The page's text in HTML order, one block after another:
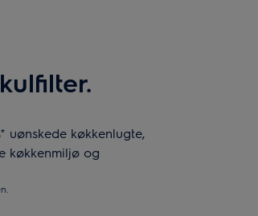
uønskede køkkenlugte,
køkkenmiljø og